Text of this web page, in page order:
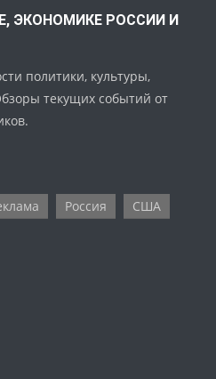
ЭКОНОМИКЕ РОССИИ И
политики, культуры,
текущих событий от
Россия
США